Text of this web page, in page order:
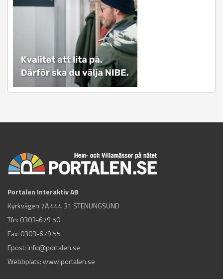
Portalen Interaktiv AB
Kyrkvägen 7A 444 31 STENUNGSUND
Tfn: 0303-679 50
Fax: 0303-679 55
Epost: info@portalen.se
Webbplats: www.portalen.se